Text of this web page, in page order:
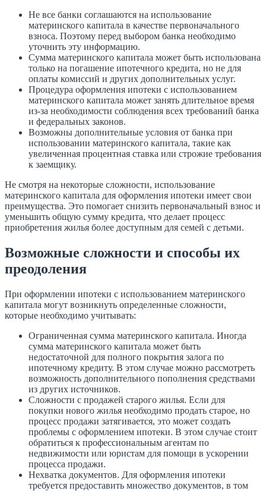
Не все банки соглашаются на использование
материнского капитала в качестве первоначального
взноса. Поэтому перед выбором банка необходимо
уточнить эту информацию.
Сумма материнского капитала может быть использована
только на погашение ипотечного кредита, но не для
оплаты комиссий и других дополнительных услуг.
Процедура оформления ипотеки с использованием
материнского капитала может занять длительное время
из-за необходимости соблюдения всех требований банка
и федеральных законов.
Возможны дополнительные условия от банка при
использовании материнского капитала, такие как
увеличенная процентная ставка или строжие требования
к заемщику.
Не смотря на некоторые сложности, использование
материнского капитала для оформления ипотеки имеет свои
преимущества. Это помогает снизить первоначальный взнос и
уменьшить общую сумму кредита, что делает процесс
приобретения жилья более доступным для семей с детьми.
Возможные сложности и способы их
преодоления
При оформлении ипотеки с использованием материнского
капитала могут возникнуть определенные сложности,
которые необходимо учитывать:
Ограниченная сумма материнского капитала. Иногда
сумма материнского капитала может быть
недостаточной для полного покрытия залога по
ипотечному кредиту. В этом случае можно рассмотреть
возможность дополнительного пополнения средствами
из других источников.
Сложности с продажей старого жилья. Если для
покупки нового жилья необходимо продать старое, но
процесс продажи затягивается, это может создать
проблемы с оформлением ипотеки. В этом случае стоит
обратиться к профессиональным агентам по
недвижимости или юристам для помощи в ускорении
процесса продажи.
Нехватка документов. Для оформления ипотеки
требуется предоставить множество документов, в том